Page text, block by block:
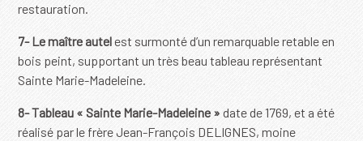
restauration.
7-Le maître autelest surmonté d’un remarquable retable en
bois peint, supportant un très beau tableau représentant
Sainte Marie-Madeleine.
8-Tableau « Sainte Marie-Madeleine »date de 1769, et a été
réalisé par le frère Jean-François DELIGNES, moine